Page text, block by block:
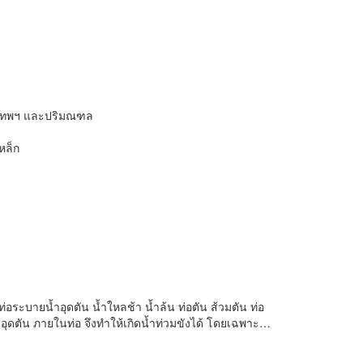
พฯ และปริมณฑล
ล็ก
ระบายน้ำอุดตัน น้ำใหลช้า น้ำล้น ท่อตัน ส้วมตัน ท่อ
ดตัน ภายในท่อ จึงทำให้เกิดน้ำท่วมขังได้ โดยเฉพาะ…